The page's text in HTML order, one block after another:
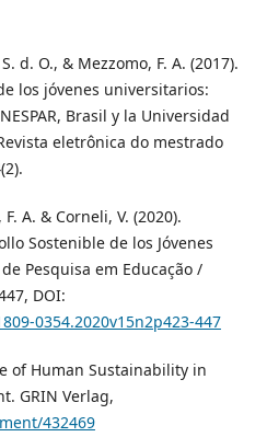
d. O., & Mezzomo, F. A. (2017).
los jóvenes universitarios:
Brasil y la Universidad
eletrônica do mestrado
A. & Corneli, V. (2020).
Sostenible de los Jóvenes
Pesquisa em Educação /
DOI:
0354.2020v15n2p423-447
of Human Sustainability in
GRIN Verlag,
432469